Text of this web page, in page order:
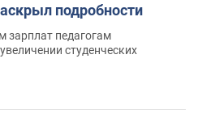
подробности
зарплат педагогам
студенческих